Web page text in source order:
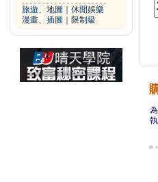
旅遊、地圖
休閒娛樂
漫畫、插圖
限制級